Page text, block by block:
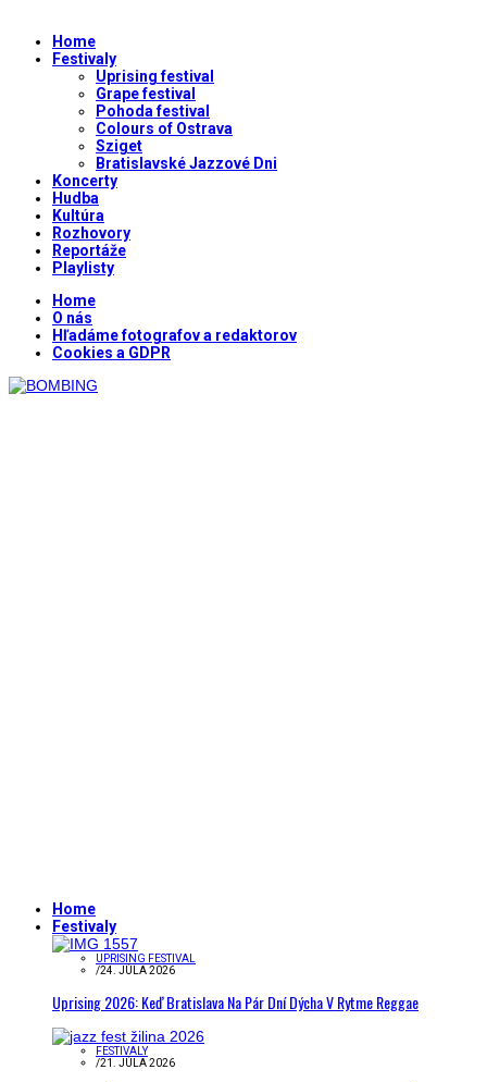
Home
Festivaly
Uprising festival
Grape festival
Pohoda festival
Colours of Ostrava
Sziget
Bratislavské Jazzové Dni
Koncerty
Hudba
Kultúra
Rozhovory
Reportáže
Playlisty
Home
O nás
Hľadáme fotografov a redaktorov
Cookies a GDPR
Home
Festivaly
UPRISING FESTIVAL
/24. JÚLA 2026
Uprising 2026: Keď Bratislava Na Pár Dní Dýcha V Rytme Reggae
FESTIVALY
/21. JÚLA 2026